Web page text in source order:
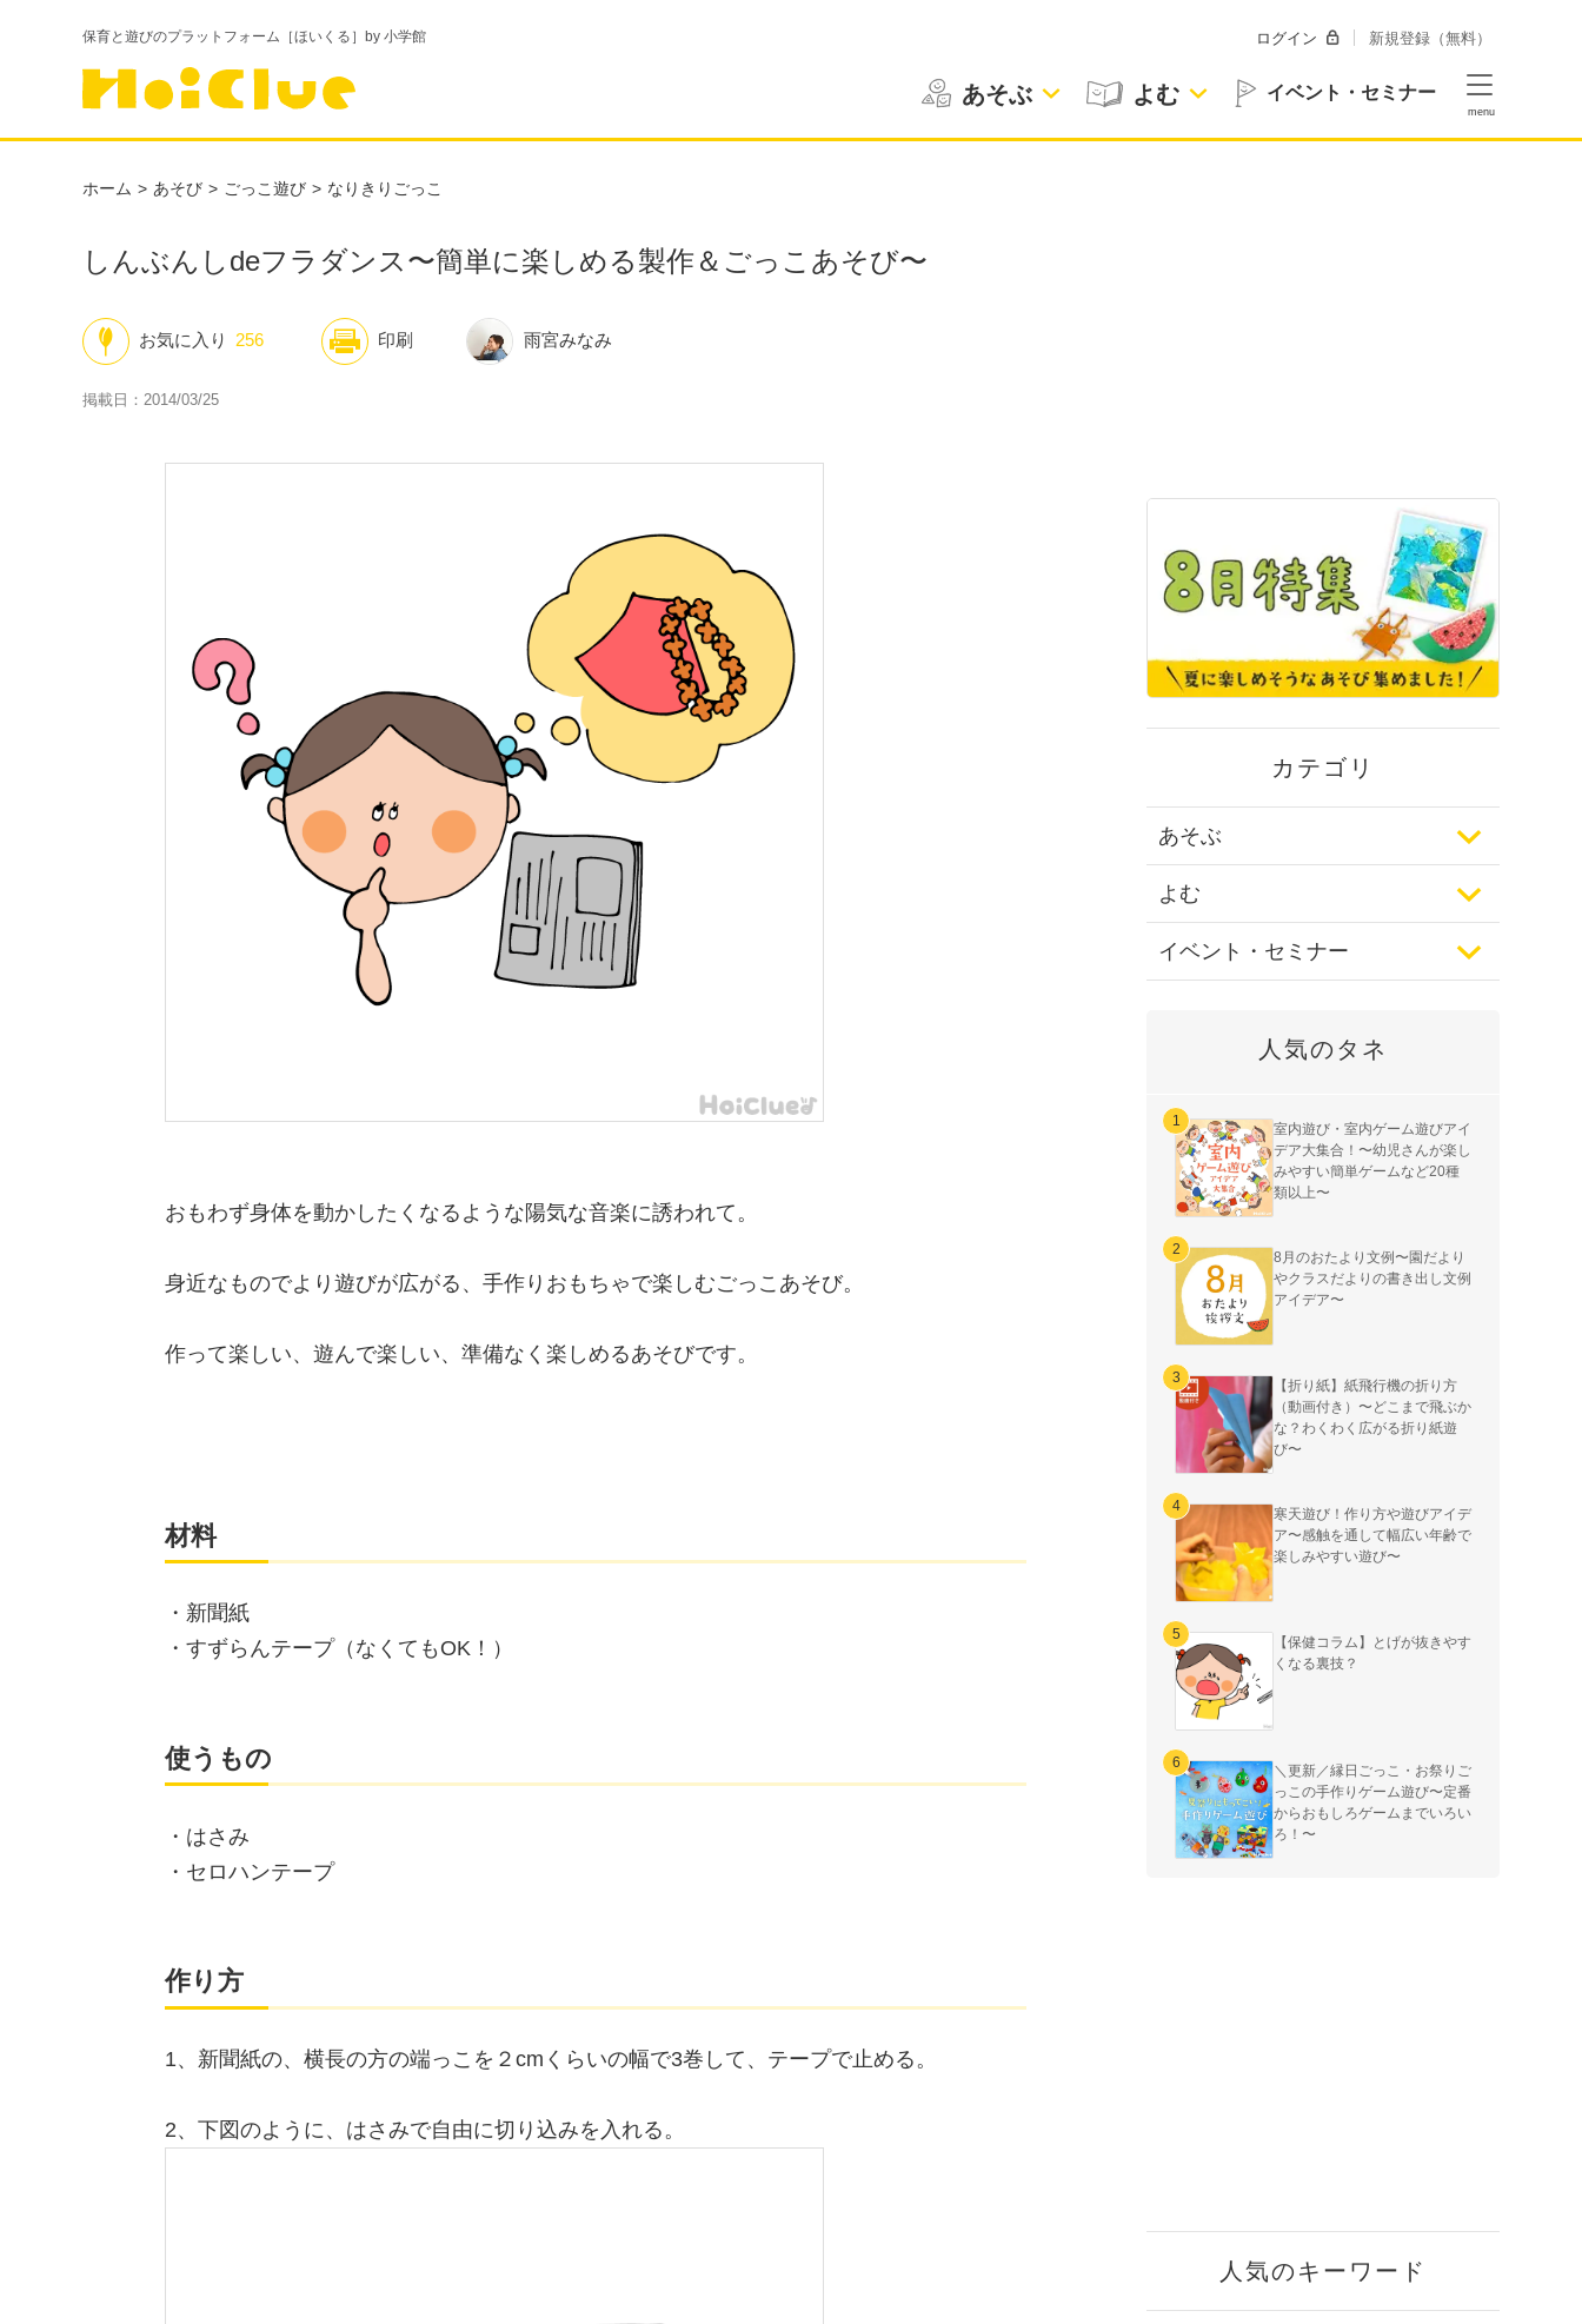
保育と遊びのプラットフォーム［ほいくる］by 小学館
あそぶ よむ イベント・セミナー
ログイン 新規登録（無料）
ホーム あそび ごっこ遊び なりきりごっこ
しんぶんしdeフラダンス〜簡単に楽しめる製作＆ごっこあそび〜
雨宮みなみ
お気に入り 256 印刷
掲載日：2014/03/25
おもわず身体を動かしたくなるような陽気な音楽に誘われて。
身近なものでより遊びが広がる、手作りおもちゃで楽しむごっこあそび。
作って楽しい、遊んで楽しい、準備なく楽しめるあそびです。
材料
・新聞紙
・すずらんテープ（なくてもOK！）
使うもの
・はさみ
・セロハンテープ
作り方
1、新聞紙の、横長の方の端っこを２cmくらいの幅で3巻して、テープで止める。
2、下図のように、はさみで自由に切り込みを入れる。
カテゴリ
あそぶ
よむ
イベント・セミナー
人気のタネ
室内遊び・室内ゲーム遊びアイ
デア大集合！〜幼児さんが楽し
みやすい簡単ゲームなど20種
類以上〜
8月のおたより文例〜園だより
やクラスだよりの書き出し文例
アイデア〜
【折り紙】紙飛行機の折り方
（動画付き）〜どこまで飛ぶか
な？わくわく広がる折り紙遊
び〜
寒天遊び！作り方や遊びアイデ
ア〜感触を通して幅広い年齢で
楽しみやすい遊び〜
【保健コラム】とげが抜きやす
くなる裏技？
＼更新／縁日ごっこ・お祭りご
っこの手作りゲーム遊び〜定番
からおもしろゲームまでいろい
ろ！〜
人気のキーワード